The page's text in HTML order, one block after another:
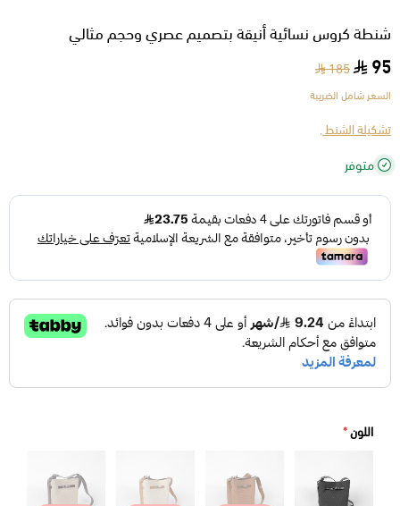
شنطة كروس نسائية أنيقة بتصميم عصري وحجم مثالي
95
185
السعر شامل الضريبة
تشكيلة الشنط ,
متوفر
اللون*